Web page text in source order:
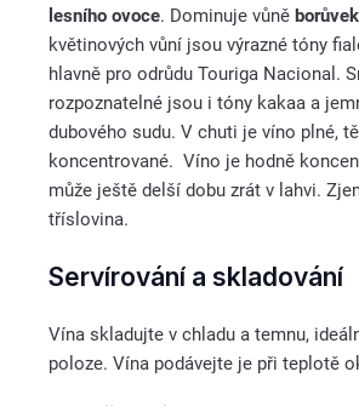
lesního ovoce. Dominuje vůně
květinových vůní jsou výrazné tóny
hlavně pro odrůdu Touriga Nacional.
rozpoznatelné jsou i tóny kakaa a
dubového sudu. V chuti je víno plné,
koncentrované. Víno je hodně
může ještě delší dobu zrát v lahvi.
tříslovina.
Servírování a skladování
Vína skladujte v chladu a temnu,
poloze. Vína podávejte je při teplotě